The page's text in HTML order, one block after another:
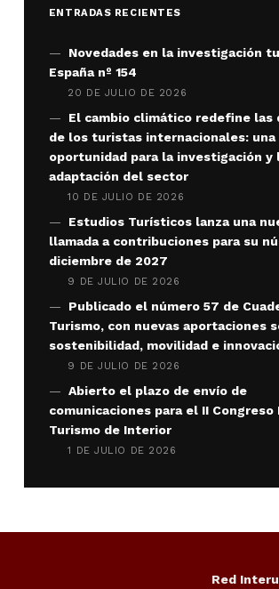
ENTRADAS RECIENTES
Novedades en la investigación
España nº 154
20 DE JULIO DE 2026
El cambio climático redefine las
de los turistas internacionales: una
oportunidad para la investigación y
adaptación del sector
10 DE JULIO DE 2026
Estudios Turísticos lanza una
llamada a contribuciones para su
diciembre de 2027
9 DE JULIO DE 2026
Publicado el número 57 de
Turismo, con nuevas aportaciones
sostenibilidad, movilidad e
9 DE JULIO DE 2026
Abierto el plazo de envío de
comunicaciones para el II Congreso
Turismo de Interior
1 DE JULIO DE 2026
Red